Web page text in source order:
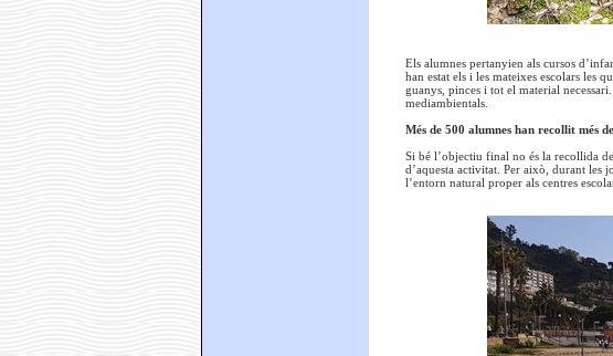
Els alumnes pertanyien als cursos
han estat els i les mateixes escolars les
guanys, pinces i tot el material
mediambientals.
Més de 500 alumnes han recollit més
Si bé l’objectiu final no és la recollida
d’aquesta activitat. Per això, durant les
l’entorn natural proper als centres